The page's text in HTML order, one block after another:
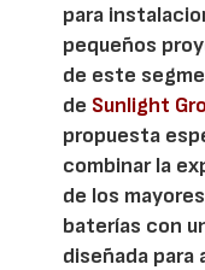
para
pequeños
de este
de Sunlight
propuesta
combinar la
de los
baterías con
diseñada para